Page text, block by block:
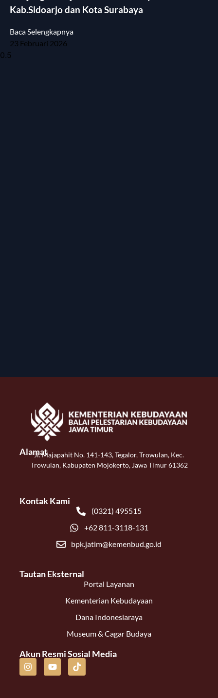
Kab.Sidoarjo dan Kota Surabaya
Baca Selengkapnya
23 Februari 2026
AlamatJl. Majapahit No. 141-143, Tegalor, Trowulan, Kec.
Trowulan, Kabupaten Mojokerto, Jawa Timur 61362
Kontak Kami
(0321) 495515
+62 811-3118-131
bpk.jatim@kemenbud.go.id
Tautan Eksternal
Portal Layanan
Kementerian Kebudayaan
Dana Indonesiaraya
Museum & Cagar Budaya
Akun Resmi Sosial Media